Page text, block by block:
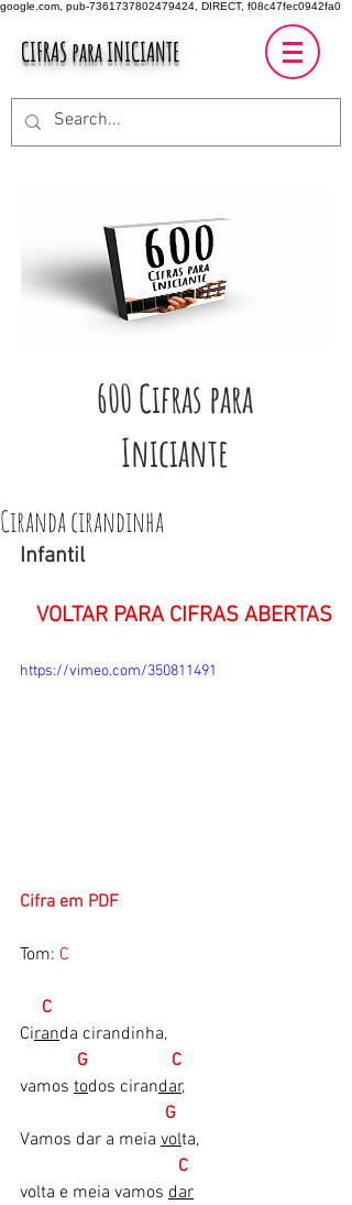
google.com, pub-7361737802479424, DIRECT, f08c47fec0942fa0
CIFRAS para INICIANTE
600 Cifras para
Iniciante
Ciranda cirandinha
Infantil
VOLTAR PARA CIFRAS ABERTAS
https://vimeo.com/350811491
Cifra em PDF
Tom: C
C
Ciranda cirandinha,
    G                   C
vamos todos cirandar,
     G
Vamos dar a meia volta,
          C
volta e meia vamos dar